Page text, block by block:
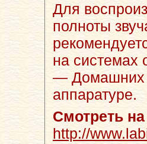
Для
полноты
на системах
— Домашних
аппаратуре.
Смотреть
http://